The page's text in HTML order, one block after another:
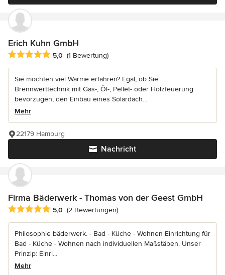
Erich Kuhn GmbH
Durchschnittliche Bewertung: 5 von 5 Sternen
5,0 (1 Bewertung)
Sie möchten viel Wärme erfahren? Egal, ob Sie
Brennwerttechnik mit Gas-, Öl-, Pellet- oder Holzfeuerung
bevorzugen, den Einbau eines Solardach...
Mehr
Nachricht
22179 Hamburg
Firma Bäderwerk - Thomas von der Geest GmbH
Durchschnittliche Bewertung: 5 von 5 Sternen
5,0 (2 Bewertungen)
Philosophie bäderwerk. - Bad - Küche - Wohnen Einrichtung für
Bad - Küche - Wohnen nach individuellen Maßstäben. Unser
Prinzip: Einri...
Mehr